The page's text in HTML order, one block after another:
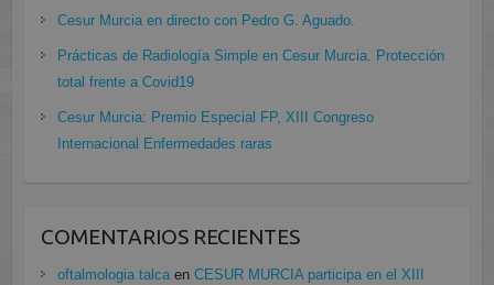
Cesur Murcia en directo con Pedro G. Aguado.
Prácticas de Radiología Simple en Cesur Murcia. Protección
total frente a Covid19
Cesur Murcia: Premio Especial FP, XIII Congreso
Internacional Enfermedades raras
COMENTARIOS RECIENTES
oftalmologia talcaen CESUR MURCIA participa en el XIII